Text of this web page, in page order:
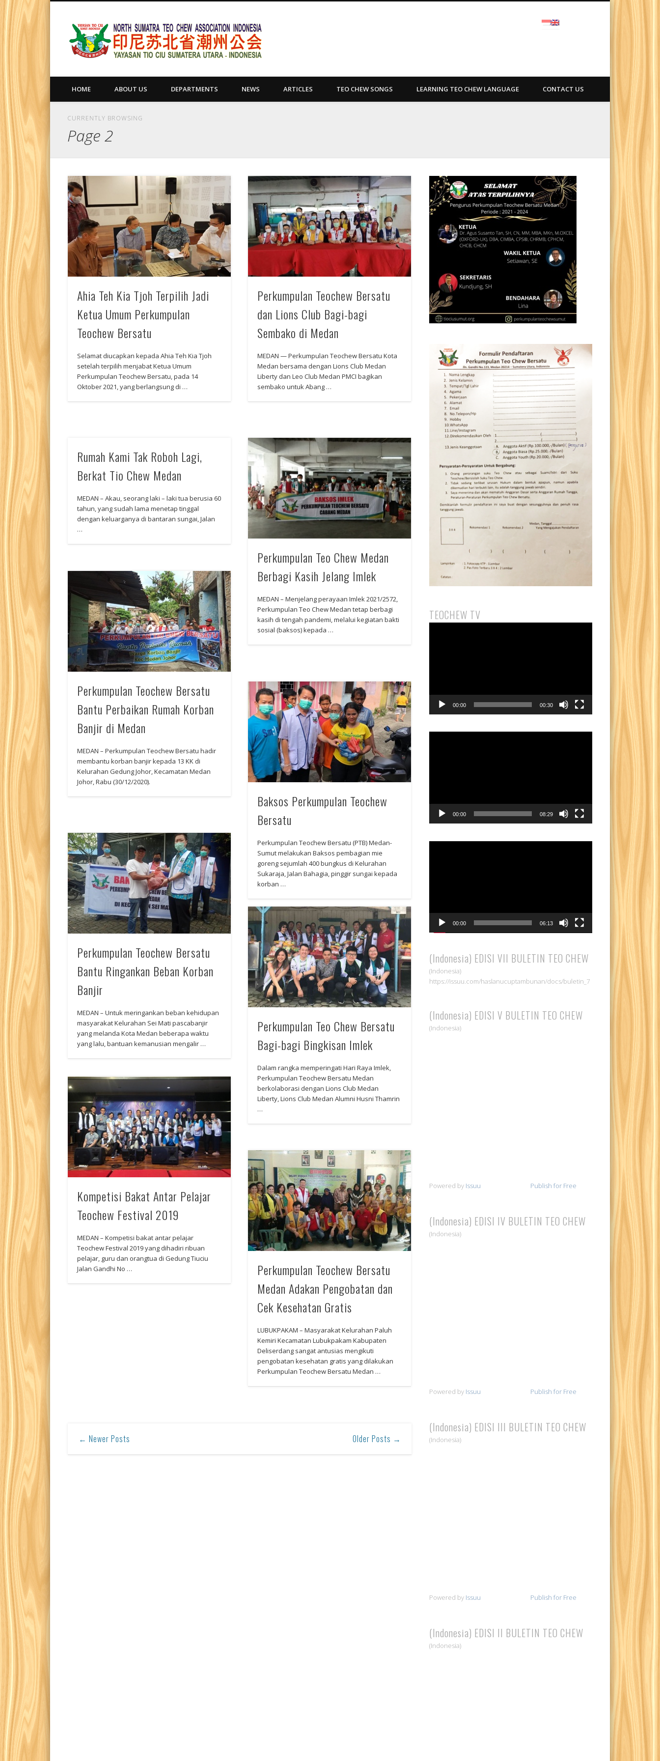
Yayasan Tio Ciu Sumatera Utara
HOME ABOUT US DEPARTMENTS NEWS ARTICLES TEO CHEW SONGS LEARNING TEO CHEW LANGUAGE CONTACT US
CURRENTLY BROWSING
Page 2
Ahia Teh Kia Tjoh Terpilih Jadi
Ketua Umum Perkumpulan
Teochew Bersatu
Selamat diucapkan kepada Ahia Teh Kia Tjoh
setelah terpilih menjabat Ketua Umum
Perkumpulan Teochew Bersatu, pada 14
Oktober 2021, yang berlangsung di …
Perkumpulan Teochew Bersatu
dan Lions Club Bagi-bagi
Sembako di Medan
MEDAN — Perkumpulan Teochew Bersatu Kota
Medan bersama dengan Lions Club Medan
Liberty dan Leo Club Medan PMCI bagikan
sembako untuk Abang …
Rumah Kami Tak Roboh Lagi,
Berkat Tio Chew Medan
MEDAN – Akau, seorang laki – laki tua berusia 60
tahun, yang sudah lama menetap tinggal
dengan keluarganya di bantaran sungai, Jalan
…
Perkumpulan Teo Chew Medan
Berbagi Kasih Jelang Imlek
MEDAN – Menjelang perayaan Imlek 2021/2572,
Perkumpulan Teo Chew Medan tetap berbagi
kasih di tengah pandemi, melalui kegiatan bakti
sosial (baksos) kepada …
Perkumpulan Teochew Bersatu
Bantu Perbaikan Rumah Korban
Banjir di Medan
MEDAN – Perkumpulan Teochew Bersatu hadir
membantu korban banjir kepada 13 KK di
Kelurahan Gedung Johor, Kecamatan Medan
Johor, Rabu (30/12/2020).
Baksos Perkumpulan Teochew
Bersatu
Perkumpulan Teochew Bersatu (PTB) Medan-
Sumut melakukan Baksos pembagian mie
goreng sejumlah 400 bungkus di Kelurahan
Sukaraja, Jalan Bahagia, pinggir sungai kepada
korban …
Perkumpulan Teochew Bersatu
Bantu Ringankan Beban Korban
Banjir
MEDAN – Untuk meringankan beban kehidupan
masyarakat Kelurahan Sei Mati pascabanjir
yang melanda Kota Medan beberapa waktu
yang lalu, bantuan kemanusian mengalir …
Perkumpulan Teo Chew Bersatu
Bagi-bagi Bingkisan Imlek
Dalam rangka memperingati Hari Raya Imlek,
Perkumpulan Teochew Bersatu Medan
berkolaborasi dengan Lions Club Medan
Liberty, Lions Club Medan Alumni Husni Thamrin
…
Kompetisi Bakat Antar Pelajar
Teochew Festival 2019
MEDAN – Kompetisi bakat antar pelajar
Teochew Festival 2019 yang dihadiri ribuan
pelajar, guru dan orangtua di Gedung Tiuciu
Jalan Gandhi No …
Perkumpulan Teochew Bersatu
Medan Adakan Pengobatan dan
Cek Kesehatan Gratis
LUBUKPAKAM – Masyarakat Kelurahan Paluh
Kemiri Kecamatan Lubukpakam Kabupaten
Deliserdang sangat antusias mengikuti
pengobatan kesehatan gratis yang dilakukan
Perkumpulan Teochew Bersatu Medan …
← Newer Posts Older Posts →
TEOCHEW TV
00:00 00:30
00:00 08:29
00:00 06:13
(Indonesia) EDISI VII BULETIN TEO CHEW
(Indonesia)
https://issuu.com/haslanucuptambunan/docs/buletin_7
(Indonesia) EDISI V BULETIN TEO CHEW
(Indonesia)
Powered by Issuu Publish for Free
(Indonesia) EDISI IV BULETIN TEO CHEW
(Indonesia)
Powered by Issuu Publish for Free
(Indonesia) EDISI III BULETIN TEO CHEW
(Indonesia)
Powered by Issuu Publish for Free
(Indonesia) EDISI II BULETIN TEO CHEW
(Indonesia)